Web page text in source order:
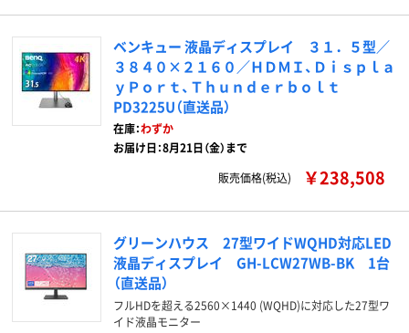
ベンキュー 液晶ディスプレイ ３１．５型／
３８４０×２１６０／ＨＤＭＩ、Ｄｉｓｐｌａ
ｙＰｏｒｔ、Ｔｈｕｎｄｅｒｂｏｌｔ
PD3225U（直送品）
在庫：わずか
お届け日：8月21日（金）まで
販売価格(税込)
￥238,508
グリーンハウス 27型ワイドWQHD対応LED
液晶ディスプレイ GH-LCW27WB-BK 1台
（直送品）
フルHDを超える2560×1440 (WQHD)に対応した27型ワ
イド液晶モニター